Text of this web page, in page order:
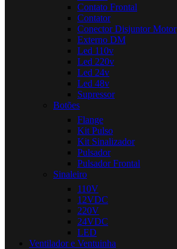
Contato Frontal
Contator
Conector Disjuntor Motor
Externo DM
Led 110v
Led 220v
Led 24v
Led 48v
Supressor
Botões
Flange
Kit Pulso
Kit Sinalizador
Pulsador
Pulsador Frontal
Sinaleiro
110V
12VDC
220V
24VDC
LED
Ventilador e Ventuinha